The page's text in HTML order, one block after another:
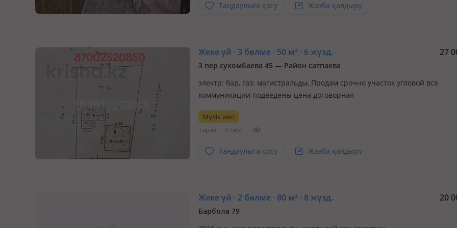
Таңдаулыға қосу Жазба қалдыру
Жеке үй · 3 бөлме · 50 м² · 6 жүзд. 27
3 пер сухомбаева 45 — Район сатпаева
электр: бар, газ: магистральды, Продам срочно участок угловой все
коммуникации подведены цена договорная
Мүлік иесі
Тараз
4 там.
Таңдаулыға қосу Жазба қалдыру
Жеке үй · 2 бөлме · 80 м² · 8 жүзд. 20
Барбола 79